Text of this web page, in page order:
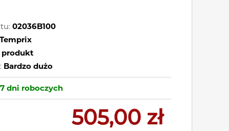
02036B100
produkt
Bardzo dużo
dni roboczych
505,00 zł